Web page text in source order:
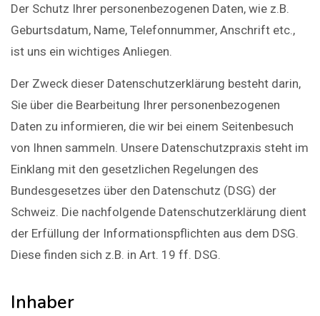
Der Schutz Ihrer personenbezogenen Daten, wie z.B.
Geburtsdatum, Name, Telefonnummer, Anschrift etc.,
ist uns ein wichtiges Anliegen.
Der Zweck dieser Datenschutzerklärung besteht darin,
Sie über die Bearbeitung Ihrer personenbezogenen
Daten zu informieren, die wir bei einem Seitenbesuch
von Ihnen sammeln. Unsere Datenschutzpraxis steht im
Einklang mit den gesetzlichen Regelungen des
Bundesgesetzes über den Datenschutz (DSG) der
Schweiz. Die nachfolgende Datenschutzerklärung dient
der Erfüllung der Informationspflichten aus dem DSG.
Diese finden sich z.B. in Art. 19 ff. DSG.
Inhaber